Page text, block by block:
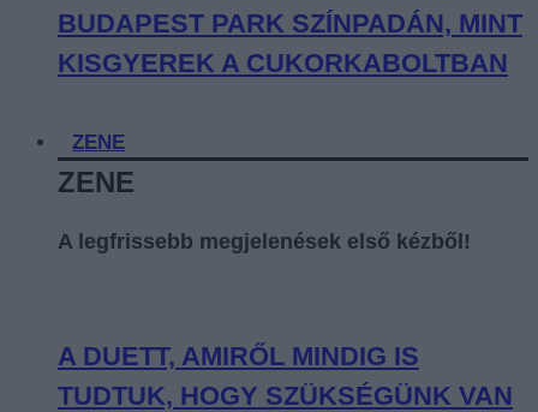
BUDAPEST PARK SZÍNPADÁN, MINT
KISGYEREK A CUKORKABOLTBAN
ZENE
ZENE
A legfrissebb megjelenések első kézből!
A DUETT, AMIRŐL MINDIG IS
TUDTUK, HOGY SZÜKSÉGÜNK VAN